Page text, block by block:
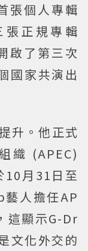
張個人專輯
張正規專輯
啟了第三次
國家共演出
升。他正式
織 (APEC)
10月31日至
人擔任AP
這顯示G-Dr
文化外交的